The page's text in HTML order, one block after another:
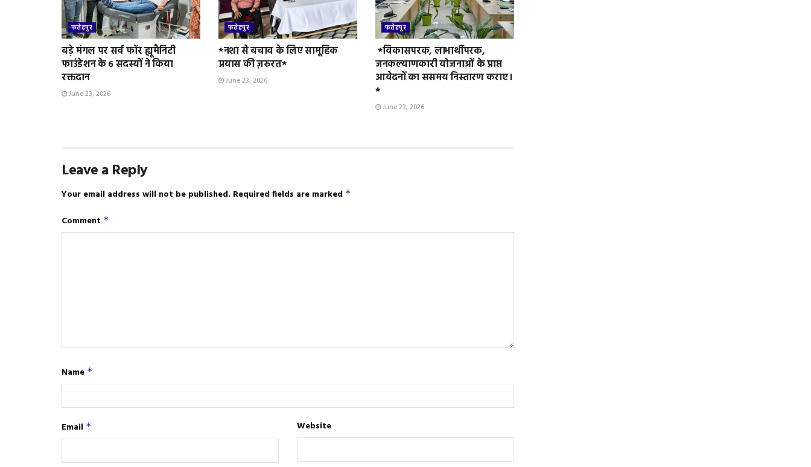
फतेहपुर
बड़े मंगल पर सर्व फॉर ह्यूमैनिटी
फाउंडेशन के 6 सदस्यों ने किया
रक्तदान
June 23, 2026
फतेहपुर
*नशा से बचाव के लिए सामूहिक
प्रयास की ज़रुरत*
June 23, 2026
फतेहपुर
*विकासपरक, लाभार्थीपरक,
जनकल्याणकारी योजनाओं के प्राप्त
आवेदनों का ससमय निस्तारण कराए।
*
June 23, 2026
Leave a Reply
Your email address will not be published. Required fields are marked *
Comment *
Name *
Email * Website